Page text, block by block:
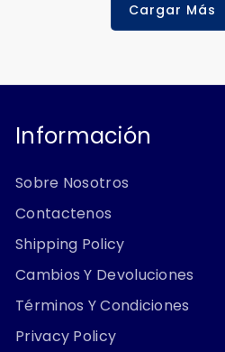
Cargar Más
Información
Sobre Nosotros
Contactenos
Shipping Policy
Cambios Y Devoluciones
Términos Y Condiciones
Privacy Policy